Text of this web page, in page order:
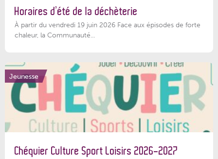
Horaires d’été de la déchèterie
À partir du vendredi 19 juin 2026 Face aux épisodes de forte
chaleur, la Communauté...
Jeunesse
Chéquier Culture Sport Loisirs 2026-2027